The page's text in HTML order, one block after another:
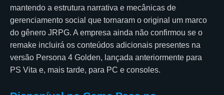
mantendo a estrutura narrativa e mecânicas de
gerenciamento social que tornaram o original um marco
do gênero JRPG. A empresa ainda não confirmou se o
remake incluirá os conteúdos adicionais presentes na
versão Persona 4 Golden, lançada anteriormente para
PS Vita e, mais tarde, para PC e consoles.